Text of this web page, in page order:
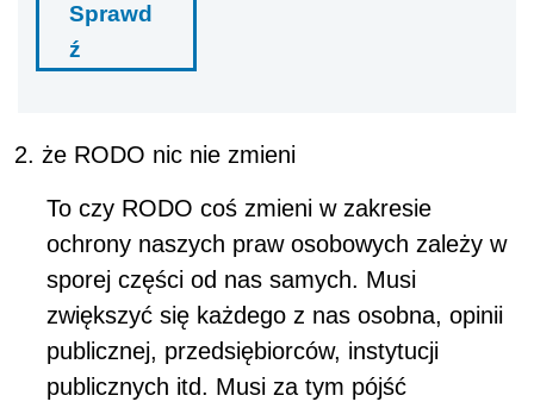
Sprawd
ź
że RODO nic nie zmieni
To czy RODO coś zmieni w zakresie
ochrony naszych praw osobowych zależy w
sporej części od nas samych. Musi
zwiększyć się każdego z nas osobna, opinii
publicznej, przedsiębiorców, instytucji
publicznych itd. Musi za tym pójść